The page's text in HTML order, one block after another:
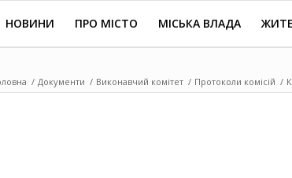
НОВИНИ ПРО МІСТО МІСЬКА ВЛАДА
/ Документи / Виконавчий комітет / Протоколи комісій /